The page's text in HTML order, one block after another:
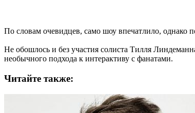
По словам очевидцев, само шоу впечатлило, однако
Не обошлось и без участия солиста Тилля
необычного подхода к интерактиву с фанатами.
Читайте также: